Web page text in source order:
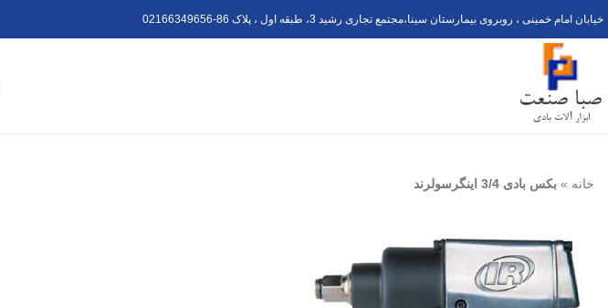
خیابان امام خمینی ، روبروی بیمارستان سینا،مجتمع تجاری رشید 3، طبقه اول ، پلاک 6 02166349656-8
خانه » بکس بادی 3/4 اینگرسولرند